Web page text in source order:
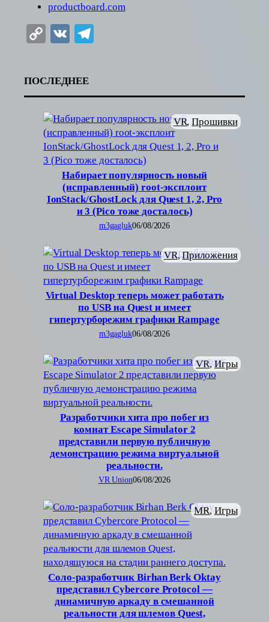
productboard.com
Copy
VK
ПОСЛЕДНЕЕ
Набирает популярность новый
(исправленный) root-эксплоит
IonStack/GhostLock для Quest 1, 2, Pro
и 3 (Pico тоже досталось)
VR, Прошивки
m3gagluk06/08/2026
Virtual Desktop теперь может работать
по USB на Quest и имеет
гипертурборежим графики Rampage
VR, Приложения
m3gagluk06/08/2026
Разработчики хита про побег из
комнат Escape Simulator 2
представили первую публичную
демонстрацию режима виртуальной
реальности.
VR, Игры
VR Union06/08/2026
Соло-разработчик Birhan Berk Oktay
представил Cybercore Protocol —
динамичную аркаду в смешанной
реальности для шлемов Quest,
MR, Игры